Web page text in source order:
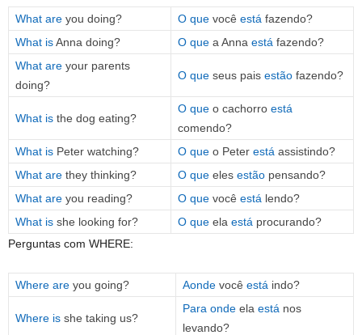
What are you doing? O que você está fazendo?
What isAnna doing? O que a Anna está fazendo?
What are your parents
doing?
O que seus pais estão fazendo?
What is the dog eating?
O que o cachorro está
comendo?
What is Peter watching? O que o Peter está assistindo?
What are they thinking? O que eles estão pensando?
What are you reading? O que você está lendo?
What is she looking for? O que ela está procurando?
Perguntas com WHERE:
Where are you going? Aonde você está indo?
Where is she taking us?
Para onde ela está nos
levando?